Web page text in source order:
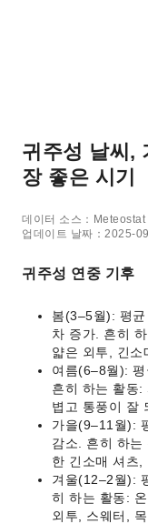
귀주성 날씨,
장 좋은 시기
데이터 소스：Meteostat
업데이트 날짜：2025-09
귀주성 연중 기후
봄(3–5월): 평
차 증가. 흔히
얇은 외투, 긴소
여름(6–8월):
흔히 하는 활동
볍고 통풍이 잘
가을(9–11월):
감소. 흔히 하
한 긴소매 셔츠,
겨울(12–2월):
히 하는 활동:
외투, 스웨터, 목